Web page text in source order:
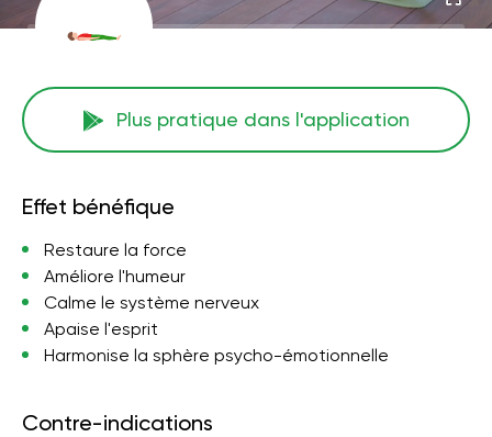
Plus pratique dans l'application
Effet bénéfique
Restaure la force
Améliore l'humeur
Calme le système nerveux
Apaise l'esprit
Harmonise la sphère psycho-émotionnelle
Contre-indications